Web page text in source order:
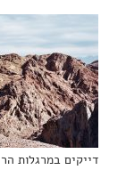
דייקים במרגלות